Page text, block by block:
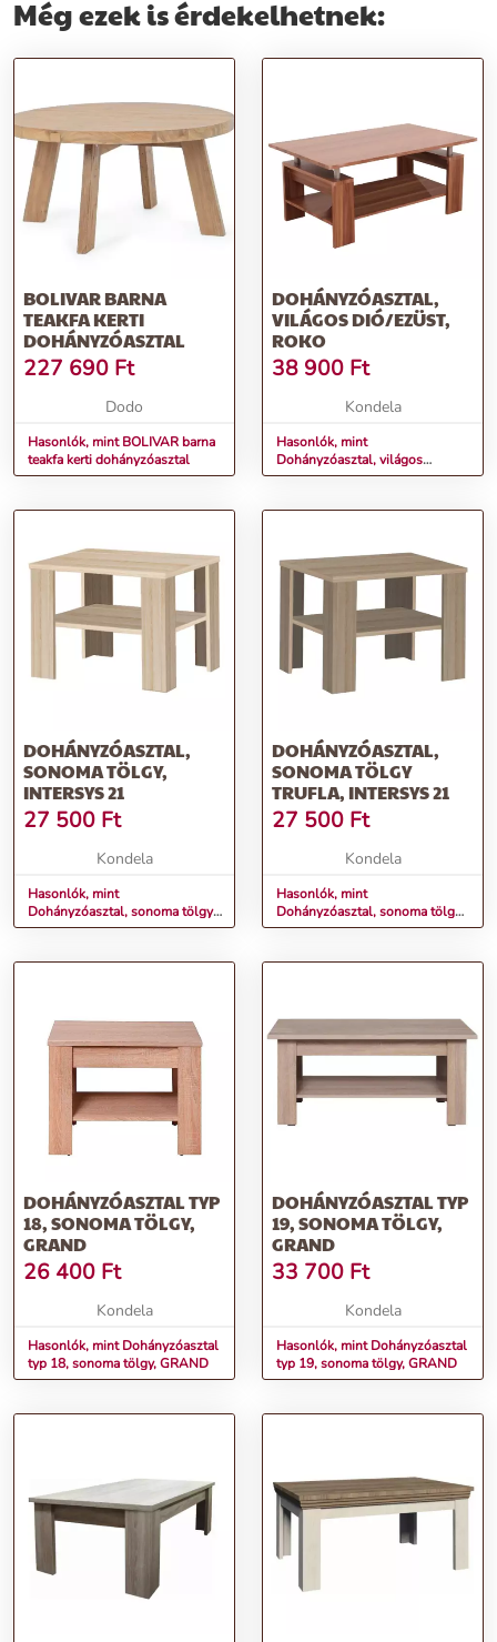
Még ezek is érdekelhetnek:
BOLIVAR BARNA
TEAKFA KERTI
DOHÁNYZÓASZTAL
227 690 Ft
Dodo
Hasonlók, mint BOLIVAR barna
teakfa kerti dohányzóasztal
DOHÁNYZÓASZTAL,
VILÁGOS DIÓ/EZÜST,
ROKO
38 900 Ft
Kondela
Hasonlók, mint
Dohányzóasztal, világos
dió/ezüst, ROKO
DOHÁNYZÓASZTAL,
SONOMA TÖLGY,
INTERSYS 21
27 500 Ft
Kondela
Hasonlók, mint
Dohányzóasztal, sonoma tölgy,
INTERSYS 21
DOHÁNYZÓASZTAL,
SONOMA TÖLGY
TRUFLA, INTERSYS 21
27 500 Ft
Kondela
Hasonlók, mint
Dohányzóasztal, sonoma tölgy
trufla, INTERSYS 21
DOHÁNYZÓASZTAL TYP
18, SONOMA TÖLGY,
GRAND
26 400 Ft
Kondela
Hasonlók, mint Dohányzóasztal
typ 18, sonoma tölgy, GRAND
DOHÁNYZÓASZTAL TYP
19, SONOMA TÖLGY,
GRAND
33 700 Ft
Kondela
Hasonlók, mint Dohányzóasztal
typ 19, sonoma tölgy, GRAND